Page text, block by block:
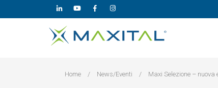
Home / News/Eventi / Maxi Selezione – nuova